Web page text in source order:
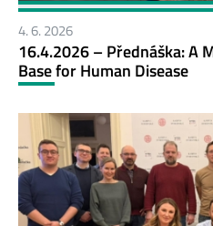
4. 6. 2026
16.4.2026 – Přednáška: A
Base for Human Disease